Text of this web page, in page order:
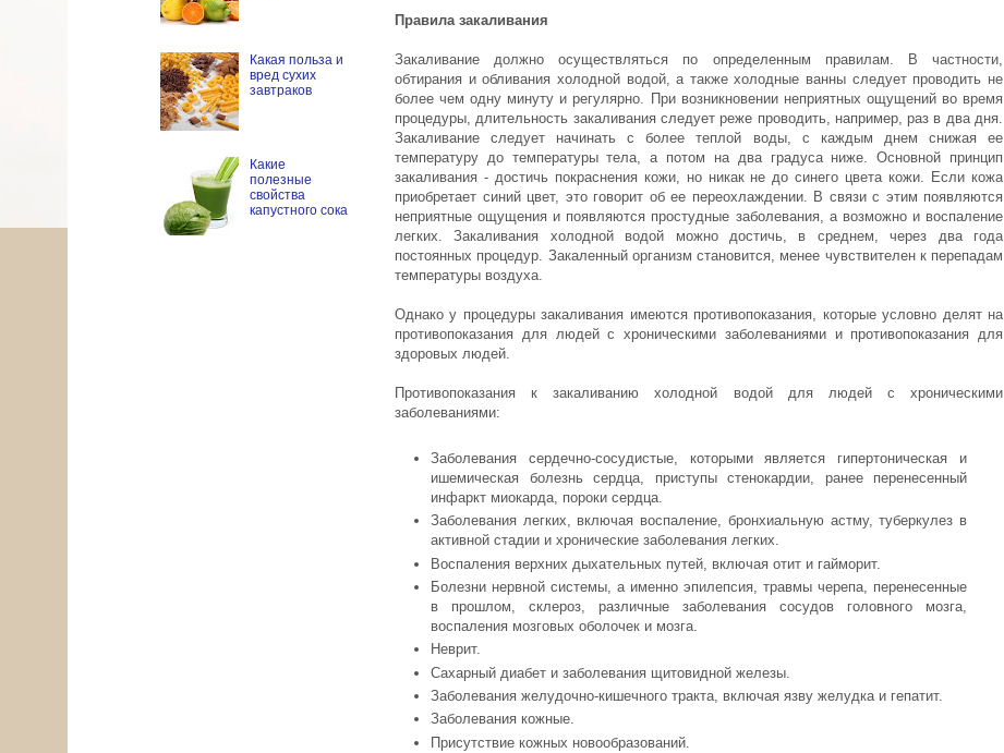
Правила закаливания
Закаливание должно осуществляться по определенным правилам. В частности,
обтирания и обливания холодной водой, а также холодные ванны следует проводить не
более чем одну минуту и регулярно. При возникновении неприятных ощущений во время
процедуры, длительность закаливания следует реже проводить, например, раз в два дня.
Закаливание следует начинать с более теплой воды, с каждым днем снижая ее
температуру до температуры тела, а потом на два градуса ниже. Основной принцип
закаливания - достичь покраснения кожи, но никак не до синего цвета кожи. Если кожа
приобретает синий цвет, это говорит об ее переохлаждении. В связи с этим появляются
неприятные ощущения и появляются простудные заболевания, а возможно и воспаление
легких. Закаливания холодной водой можно достичь, в среднем, через два года
постоянных процедур. Закаленный организм становится, менее чувствителен к перепадам
температуры воздуха.
Однако у процедуры закаливания имеются противопоказания, которые условно делят на
противопоказания для людей с хроническими заболеваниями и противопоказания для
здоровых людей.
Противопоказания к закаливанию холодной водой для людей с хроническими
заболеваниями:
Заболевания сердечно-сосудистые, которыми является гипертоническая и
ишемическая болезнь сердца, приступы стенокардии, ранее перенесенный
инфаркт миокарда, пороки сердца.
Заболевания легких, включая воспаление, бронхиальную астму, туберкулез в
активной стадии и хронические заболевания легких.
Воспаления верхних дыхательных путей, включая отит и гайморит.
Болезни нервной системы, а именно эпилепсия, травмы черепа, перенесенные
в прошлом, склероз, различные заболевания сосудов головного мозга,
воспаления мозговых оболочек и мозга.
Неврит.
Сахарный диабет и заболевания щитовидной железы.
Заболевания желудочно-кишечного тракта, включая язву желудка и гепатит.
Заболевания кожные.
Присутствие кожных новообразований.
Какая польза и
вред сухих
завтраков
Какие
полезные
свойства
капустного сока